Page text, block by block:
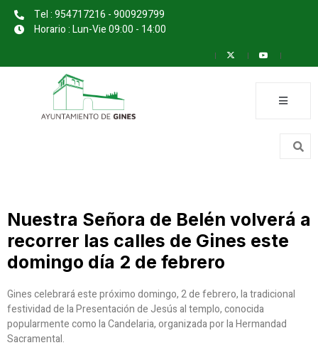
Tel : 954717216 - 900929799
Horario : Lun-Vie 09:00 - 14:00
Nuestra Señora de Belén volverá a
recorrer las calles de Gines este
domingo día 2 de febrero
Gines celebrará este próximo domingo, 2 de febrero, la tradicional
festividad de la Presentación de Jesús al templo, conocida
popularmente como la Candelaria, organizada por la Hermandad
Sacramental.